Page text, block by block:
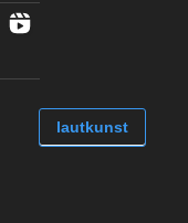
lautkunst